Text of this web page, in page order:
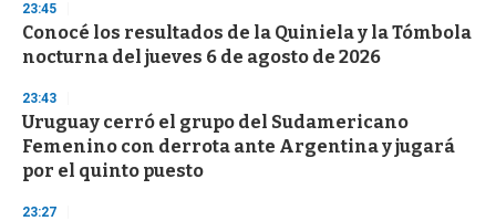
d
s
o
f
3
s
e
c
o
d
23:45
Conocé los resultados de la Quiniela y la Tómbola
nocturna del jueves 6 de agosto de 2026
23:43
Uruguay cerró el grupo del Sudamericano
Femenino con derrota ante Argentina y jugará
por el quinto puesto
23:27